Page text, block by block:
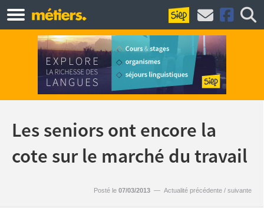
Les seniors ont encore la
cote sur le marché du travail
Posté le 07/03/2013 — Actualité précédente / suivante